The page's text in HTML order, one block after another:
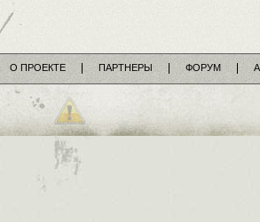
О ПРОЕКТЕ ПАРТНЕРЫ ФОРУМ